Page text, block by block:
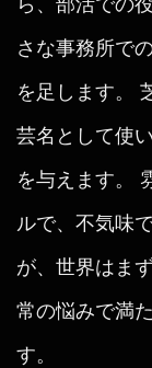
さな事務所で
を足します。
芸名として使
を与えます。
ルで、不気味
が、世界はま
常の悩みで満
す。